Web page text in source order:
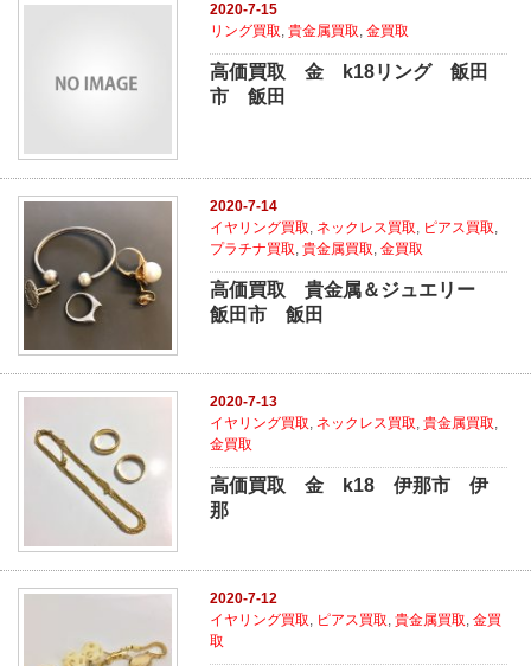
2020-7-15
リング買取,貴金属買取,金買取
高価買取 金 k18リング 飯田
市 飯田
2020-7-14
イヤリング買取 ネックレス買取 ピアス買取
プラチナ買取 ,貴金属買取 ,金買取
高価買取 貴金属＆ジュエリー
飯田市 飯田
2020-7-13
イヤリング買取, ネックレス買取,貴金属買取,
金買取
高価買取 金 k18 伊那市 伊
那
2020-7-12
イヤリング買取
ピアス買取 ,貴金属買取 ,金買
取